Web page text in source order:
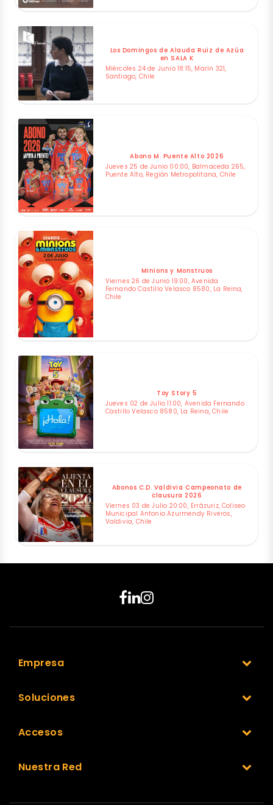
Los Domingos de Alauda Ruiz de Azúa
en SALA K
Miércoles 24 de Junio 18:15, Marín 321,
Santiago, Chile
Abono M. Puente Alto 2026
Jueves 25 de Junio 00:00, Balmaceda 265,
Puente Alto, Región Metropolitana, Chile
Minions y Monstruos
Viernes 26 de Junio 19:00, Avenida
Fernando Castillo Velasco 8580, La Reina,
Chile
Toy Story 5
Jueves 02 de Julio 11:00, Avenida Fernando
Castillo Velasco 8580, La Reina, Chile
Abonos C.D. Valdivia Campeonato de
clausura 2026
Viernes 03 de Julio 20:00, Errázuriz, Coliseo
Municipal Antonio Azurmendy Riveros,
Valdivia, Chile
Empresa
Soluciones
Accesos
Nuestra Red